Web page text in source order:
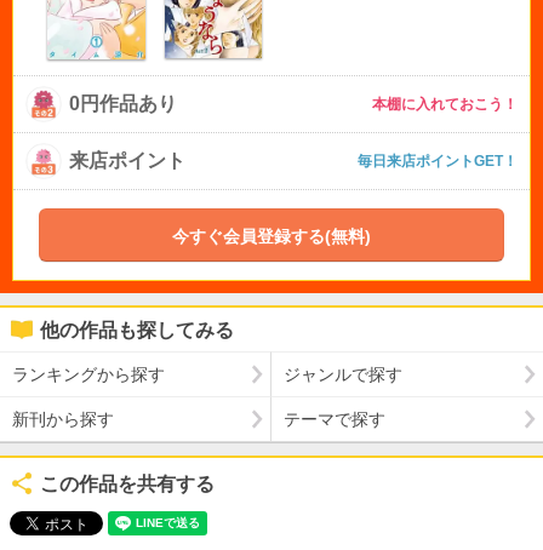
0円作品あり 本棚に入れておこう！
来店ポイント 毎日来店ポイントGET！
今すぐ会員登録する(無料)
他の作品も探してみる
ランキングから探す ジャンルで探す
新刊から探す テーマで探す
この作品を共有する